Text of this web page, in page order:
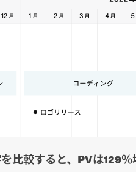
比較すると、PVは129